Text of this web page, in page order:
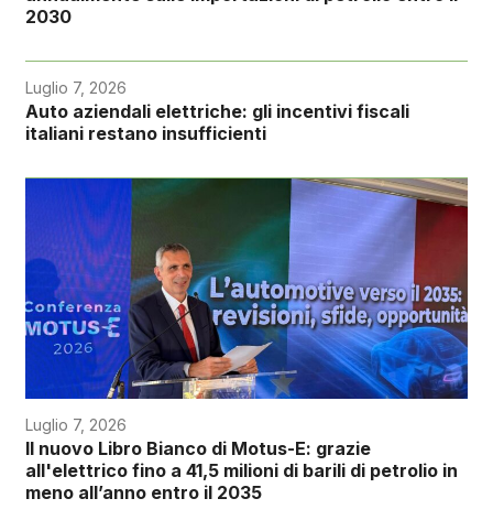
2030
Luglio 7, 2026
Auto aziendali elettriche: gli incentivi fiscali
italiani restano insufficienti
Luglio 7, 2026
Il nuovo Libro Bianco di Motus-E: grazie
all'elettrico fino a 41,5 milioni di barili di petrolio in
meno all’anno entro il 2035